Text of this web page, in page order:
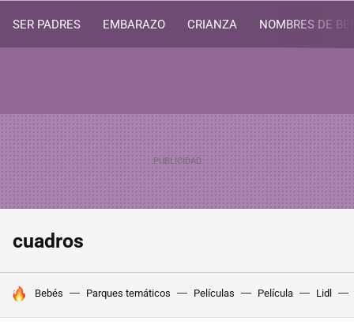
SER PADRES EMBARAZO CRIANZA NOMBRES DE
cuadros
HOY SE HABLA DE
Bebés Parques temáticos Películas Película Lidl